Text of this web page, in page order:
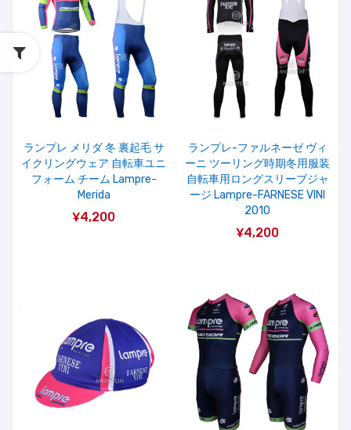
ランプレ メリダ 冬 裏起毛 サ
イクリングウェア 自転車ユニ
フォーム チーム Lampre-
Merida
¥4,200
ランプレ-ファルネーゼ ヴィ
ーニ ツーリング時期冬用服装
自転車用ロングスリーブジャ
ージ Lampre-FARNESE VINI
2010
¥4,200